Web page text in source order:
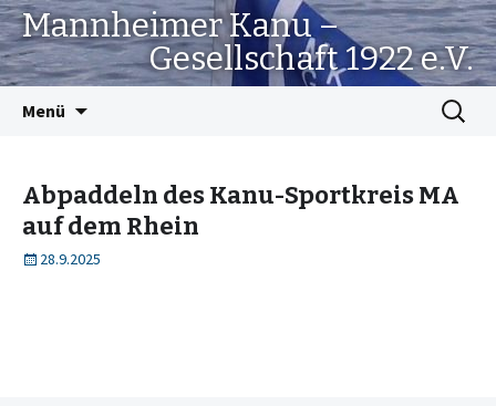
Mannheimer Kanu –
Gesellschaft 1922 e.V.
Menü
Suchen
nach:
Abpaddeln des Kanu-Sportkreis MA
auf dem Rhein
28.9.2025